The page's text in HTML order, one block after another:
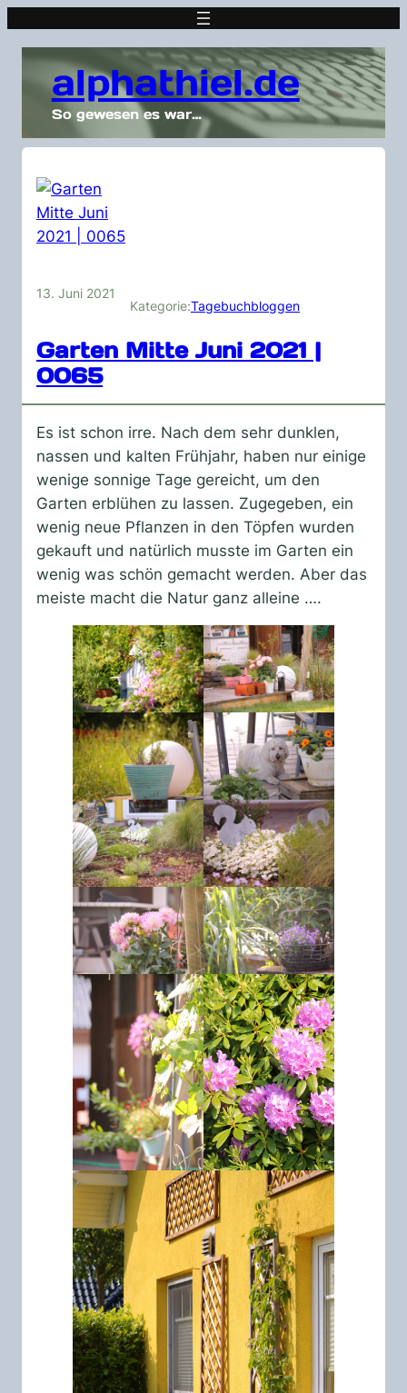
alphathiel.de
So gewesen es war…
13. Juni 2021
Kategorie:Tagebuchbloggen
Garten Mitte Juni 2021 |
0065
Es ist schon irre. Nach dem sehr dunklen,
nassen und kalten Frühjahr, haben nur einige
wenige sonnige Tage gereicht, um den
Garten erblühen zu lassen. Zugegeben, ein
wenig neue Pflanzen in den Töpfen wurden
gekauft und natürlich musste im Garten ein
wenig was schön gemacht werden. Aber das
meiste macht die Natur ganz alleine ….